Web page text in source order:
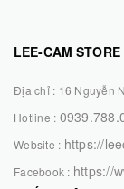
Hotline :
Website :https://
Facebook :https://
CHẤP NHẬN